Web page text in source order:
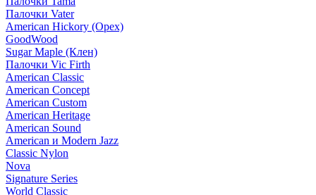
Палочки Vater
American Hickory (Орех)
GoodWood
Sugar Maple (Клен)
Палочки Vic Firth
American Classic
American Concept
American Custom
American Heritage
American Sound
American и Modern Jazz
Classic Nylon
Nova
Signature Series
World Classic